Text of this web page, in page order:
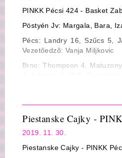
PINKK Pécsi 424 - Basket
Pöstyén Jv: Margala, Bara,
Pécs: Landry 16, Szűcs 5,
Vezetőedző: Vanja Miljkovic
Brno: Thompson 4,
Mezőny dobószázalék: 16/50
3-pontos dobószázalék: 3/14
Büntető dobószázalék: 24/33
Lepattanó: 40 (Landry 17) ill.
Piestanske Cajky -
2019. 11. 30.
Piestanske Cajky - PINKK